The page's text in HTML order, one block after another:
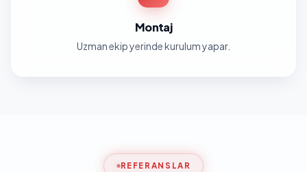
Montaj
Uzman ekip yerinde kurulum yapar.
REFERANSLAR